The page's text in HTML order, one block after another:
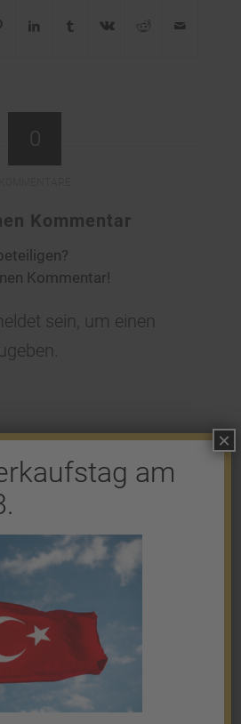
0
Kommentar
Kommentar!
sein, um einen
am
×